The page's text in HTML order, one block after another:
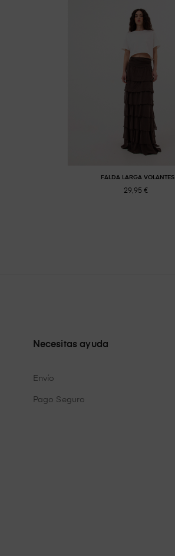
FALDA LARGA VOLANTES
29,95 €
Necesitas ayuda
Envío
Pago Seguro